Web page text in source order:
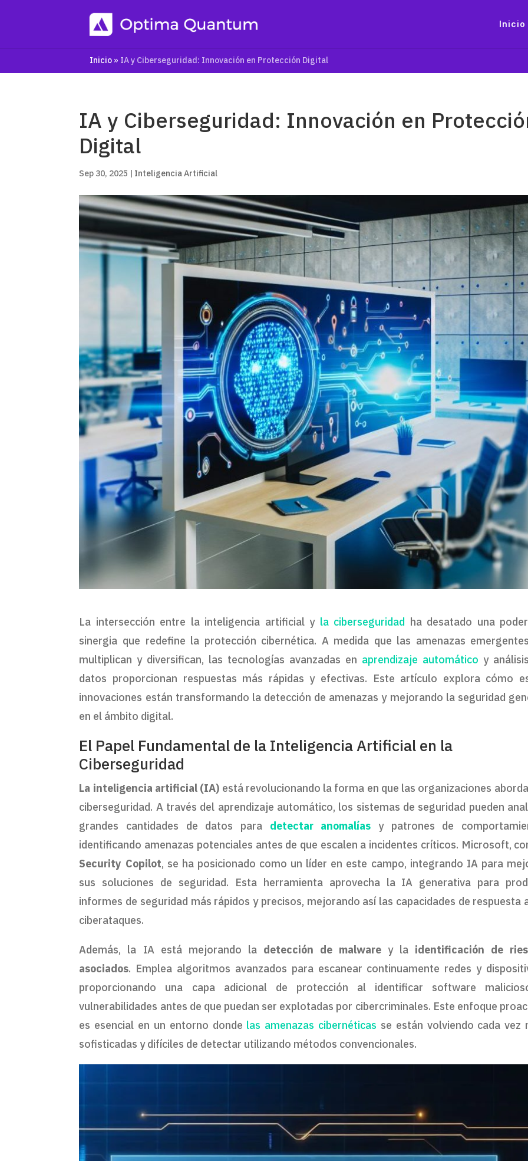
Inicio
Inicio » IA y Ciberseguridad: Innovación en Protección Digital
IA y Ciberseguridad: Innovación en
Digital
Sep 30, 2025 | Inteligencia Artificial
La intersección entre la inteligencia artificial y la ciberseguridad ha desatado una
sinergia que redefine la protección cibernética. A medida que las amenazas
multiplican y diversifican, las tecnologías avanzadas en aprendizaje automático y
datos proporcionan respuestas más rápidas y efectivas. Este artículo explora cómo
innovaciones están transformando la detección de amenazas y mejorando la seguridad
en el ámbito digital.
El Papel Fundamental de la Inteligencia Artificial en la
Ciberseguridad
La inteligencia artificial (IA) está revolucionando la forma en que las organizaciones
ciberseguridad. A través del aprendizaje automático, los sistemas de seguridad pueden
grandes cantidades de datos para detectar anomalías y patrones de
identificando amenazas potenciales antes de que escalen a incidentes críticos. Microsoft,
Security Copilot, se ha posicionado como un líder en este campo, integrando IA para
sus soluciones de seguridad. Esta herramienta aprovecha la IA generativa para
informes de seguridad más rápidos y precisos, mejorando así las capacidades de respuesta
ciberataques.
Además, la IA está mejorando la detección de malwarey la identificación de
asociados. Emplea algoritmos avanzados para escanear continuamente redes y
proporcionando una capa adicional de protección al identificar software
vulnerabilidades antes de que puedan ser explotadas por cibercriminales. Este enfoque
es esencial en un entorno donde las amenazas cibernéticas se están volviendo cada vez
sofisticadas y difíciles de detectar utilizando métodos convencionales.